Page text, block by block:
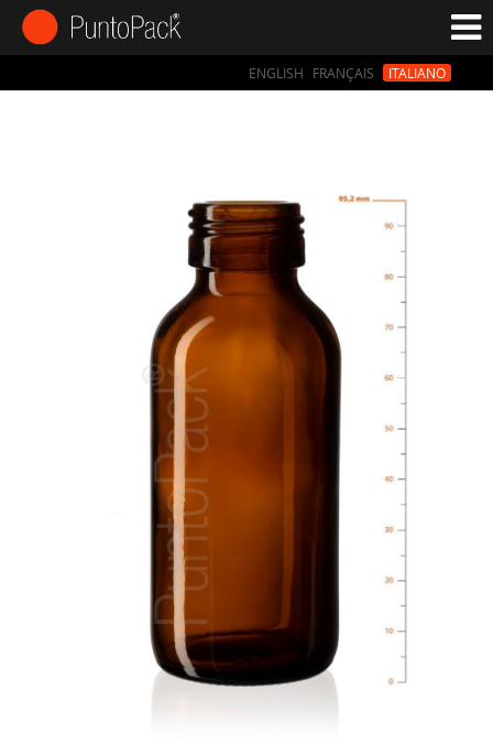
ENGLISH FRANÇAIS ITALIANO